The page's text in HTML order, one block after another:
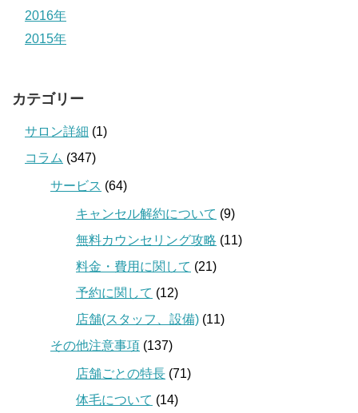
2016年
2015年
カテゴリー
サロン詳細 (1)
コラム (347)
サービス (64)
キャンセル解約について (9)
無料カウンセリング攻略 (11)
料金・費用に関して (21)
予約に関して (12)
店舗(スタッフ、設備) (11)
その他注意事項 (137)
店舗ごとの特長 (71)
体毛について (14)